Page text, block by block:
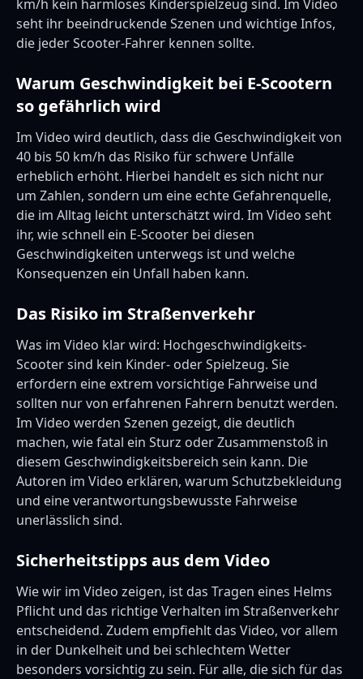
km/h kein harmloses Kinderspielzeug sind. Im Video
seht ihr beeindruckende Szenen und wichtige Infos,
die jeder Scooter-Fahrer kennen sollte.
Warum Geschwindigkeit bei E-Scootern
so gefährlich wird
Im Video wird deutlich, dass die Geschwindigkeit von
40 bis 50 km/h das Risiko für schwere Unfälle
erheblich erhöht. Hierbei handelt es sich nicht nur
um Zahlen, sondern um eine echte Gefahrenquelle,
die im Alltag leicht unterschätzt wird. Im Video seht
ihr, wie schnell ein E-Scooter bei diesen
Geschwindigkeiten unterwegs ist und welche
Konsequenzen ein Unfall haben kann.
Das Risiko im Straßenverkehr
Was im Video klar wird: Hochgeschwindigkeits-
Scooter sind kein Kinder- oder Spielzeug. Sie
erfordern eine extrem vorsichtige Fahrweise und
sollten nur von erfahrenen Fahrern benutzt werden.
Im Video werden Szenen gezeigt, die deutlich
machen, wie fatal ein Sturz oder Zusammenstoß in
diesem Geschwindigkeitsbereich sein kann. Die
Autoren im Video erklären, warum Schutzbekleidung
und eine verantwortungsbewusste Fahrweise
unerlässlich sind.
Sicherheitstipps aus dem Video
Wie wir im Video zeigen, ist das Tragen eines Helms
Pflicht und das richtige Verhalten im Straßenverkehr
entscheidend. Zudem empfiehlt das Video, vor allem
in der Dunkelheit und bei schlechtem Wetter
besonders vorsichtig zu sein. Für alle, die sich für das